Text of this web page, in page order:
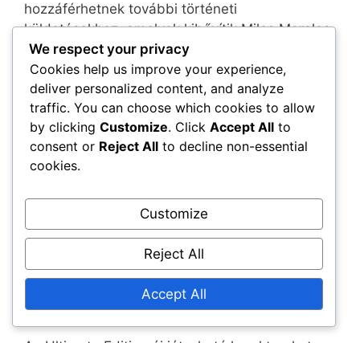
hozzáférhetnek további történeti
küldetésekhez, amelyek kibővítik Miles Morales
útját. Ez az új tartalom mélyebb betekintést
nyújt a karakterekbe és motivációikba,
gazdagítva az összesített narratívát.
A plusz történeti küldetések gyakran új
kihívásokat és cselekményfordulatokat
vezetnek be, frissen és izgalmasan tartva a
fedezhetnek fel és interakcióba léphetnek olyan
karakterekkel, akik nem találhatók meg a
standard kiadásban, gazdagítva a
történetmesélési élményt.
További karakterek
We respect your privacy
Cookies help us improve your experience,
deliver personalized content, and analyze
traffic. You can choose which cookies to allow
by clicking Customize. Click Accept All to
consent or Reject All to decline non-essential
cookies.
Customize
Reject All
Accept All